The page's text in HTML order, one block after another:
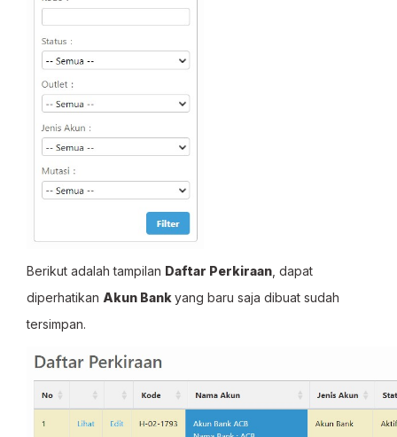
Berikut adalah tampilan Daftar Perkiraan , dapat
diperhatikan Akun Bankyang baru saja dibuat sudah
tersimpan.